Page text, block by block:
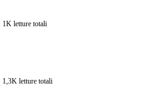
1K letture totali
1,3K letture totali